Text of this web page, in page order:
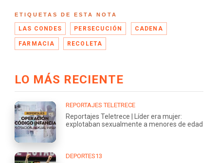
ETIQUETAS DE ESTA NOTA
LAS CONDES PERSECUCIÓN CADENA
FARMACIA RECOLETA
LO MÁS RECIENTE
REPORTAJES TELETRECE
Reportajes Teletrece | Líder era mujer:
explotaban sexualmente a menores de edad
DEPORTES13